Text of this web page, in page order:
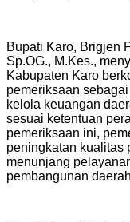
Bupati Karo, Brigjen
Sp.OG., M.Kes.,
Kabupaten Karo
pemeriksaan
kelola keuangan
sesuai ketentuan
pemeriksaan ini,
peningkatan kualitas
menunjang
pembangunan